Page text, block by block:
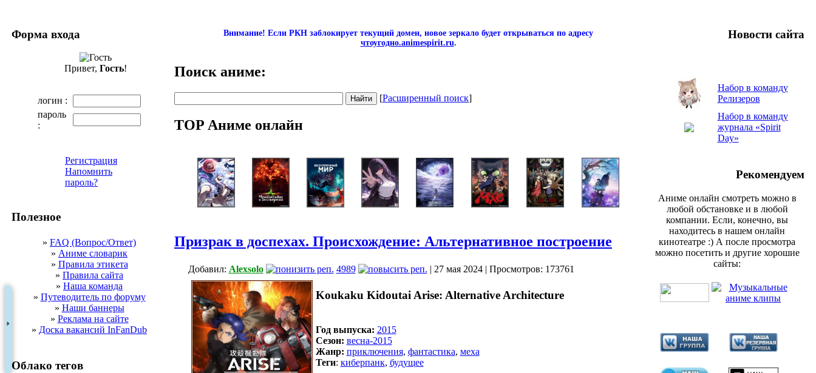
Форма входа
Привет, Гость!
логин :
пароль
:
Регистрация
Напомнить
пароль?
Полезное
» FAQ (Вопрос/Ответ)
» Аниме словарик
» Правила этикета
» Правила сайта
» Наша команда
» Путеводитель по форуму
» Наши баннеры
» Реклама на сайте
» Доска вакансий InFanDub
Облако тегов
Внимание! Если РКН заблокирует текущий домен, новое зеркало будет открываться по адресу
чтоугодно.animespirit.ru.
Поиск аниме:
[Расширенный поиск]
TOP Аниме онлайн
Призрак в доспехах. Происхождение: Альтернативное построение
Добавил: Alexsolo 4989 | 27 мая 2024 | Просмотров: 173761
Koukaku Kidoutai Arise: Alternative Architecture
Год выпуска: 2015
Сезон: весна-2015
Жанр: приключения, фантастика, меха
Теги: киберпанк, будущее
Новости сайта
Набор в команду
Релизеров
Набор в команду
журнала «Spirit
Day»
Рекомендуем
Аниме онлайн смотреть можно в
любой обстановке и в любой
компании. Если, конечно, вы
находитесь в нашем онлайн
кинотеатре :) А после просмотра
можно посетить и другие хорошие
сайты: